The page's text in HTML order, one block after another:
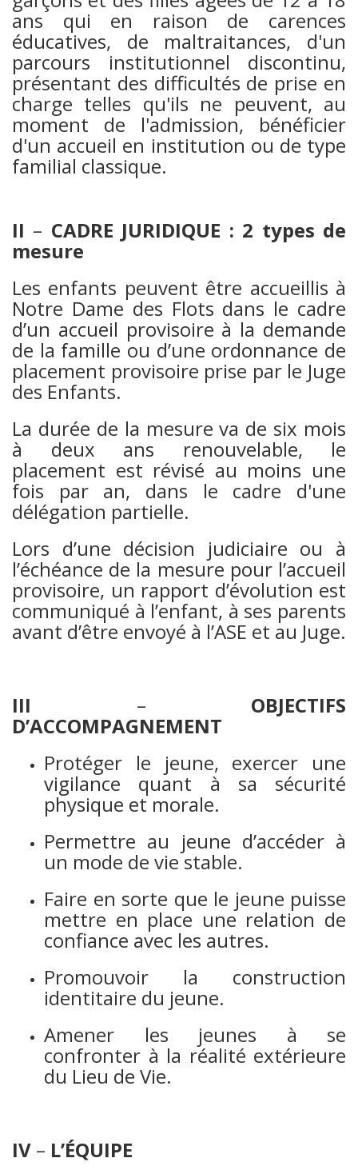
ans qui en raison de carences
éducatives, de maltraitances, d'un
parcours institutionnel discontinu,
présentant des difficultés de prise en
charge telles qu'ils ne peuvent, au
moment de l'admission, bénéficier
d'un accueil en institution ou de type
familial classique.
II – CADRE JURIDIQUE : 2 types de
mesure
Les enfants peuvent être accueillis à
Notre Dame des Flots dans le cadre
d’un accueil provisoire à la demande
de la famille ou d’une ordonnance de
placement provisoire prise par le Juge
des Enfants.
La durée de la mesure va de six mois
à deux ans renouvelable, le
placement est révisé au moins une
fois par an, dans le cadre d'une
délégation partielle.
Lors d’une décision judiciaire ou à
l’échéance de la mesure pour l’accueil
provisoire, un rapport d’évolution est
communiqué à l’enfant, à ses parents
avant d’être envoyé à l’ASE et au Juge.
III – OBJECTIFS
D’ACCOMPAGNEMENT
Protéger le jeune, exercer une
vigilance quant à sa sécurité
physique et morale.
Permettre au jeune d’accéder à
un mode de vie stable.
Faire en sorte que le jeune puisse
mettre en place une relation de
confiance avec les autres.
Promouvoir la construction
identitaire du jeune.
Amener les jeunes à se
confronter à la réalité extérieure
du Lieu de Vie.
IV – L’ÉQUIPE